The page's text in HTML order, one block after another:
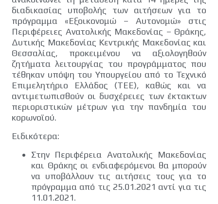
διαδικασίας υποβολής των αιτήσεων για το
πρόγραμμα «Εξοικονομώ – Αυτονομώ» στις
Περιφέρειες Ανατολικής Μακεδονίας – Θράκης,
Δυτικής Μακεδονίας Κεντρικής Μακεδονίας και
Θεσσαλίας, προκειμένου να αξιολογηθούν
ζητήματα λειτουργίας του προγράμματος που
τέθηκαν υπόψη του Υπουργείου από το Τεχνικό
Επιμελητήριο Ελλάδος (ΤΕΕ), καθώς και να
αντιμετωπισθούν οι δυσχέρειες των έκτακτων
περιοριστικών μέτρων για την πανδημία του
κορωνοϊού.
Ειδικότερα:
Στην Περιφέρεια Ανατολικής Μακεδονίας
και Θράκης οι ενδιαφερόμενοι θα μπορούν
να υποβάλλουν τις αιτήσεις τους για το
πρόγραμμα από τις 25.01.2021 αντί για τις
11.01.2021.